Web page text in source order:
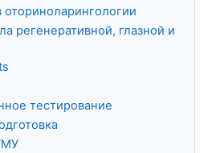
регенеративной, глазной и
тестирование